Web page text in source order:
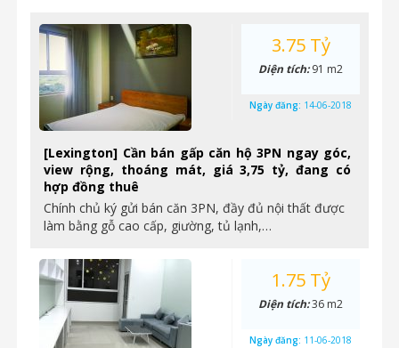
[Lexington] Cần bán gấp căn hộ 3PN ngay góc,
view rộng, thoáng mát, giá 3,75 tỷ, đang có
hợp đồng thuê
Chính chủ ký gửi bán căn 3PN, đầy đủ nội thất được
làm bằng gỗ cao cấp, giường, tủ lạnh,…
3.75 Tỷ
Diện tích:91 m2
Ngày đăng: 14-06-2018
1.75 Tỷ
Diện tích:36 m2
Ngày đăng: 11-06-2018